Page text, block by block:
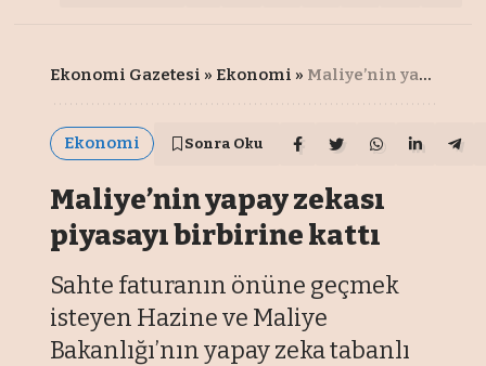
Ekonomi Gazetesi » Ekonomi » Maliye’nin yapay zekası piyasayı birbirine kattı
Ekonomi Sonra Oku
Maliye’nin yapay zekası
piyasayı birbirine kattı
Sahte faturanın önüne geçmek
isteyen Hazine ve Maliye
Bakanlığı’nın yapay zeka tabanlı